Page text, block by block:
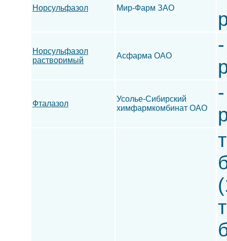
Норсульфазол Мир-Фарм ЗАО
Норсульфазол
растворимый
Асфарма ОАО
Фталазол
Усолье-Сибирский
химфармкомбинат ОАО